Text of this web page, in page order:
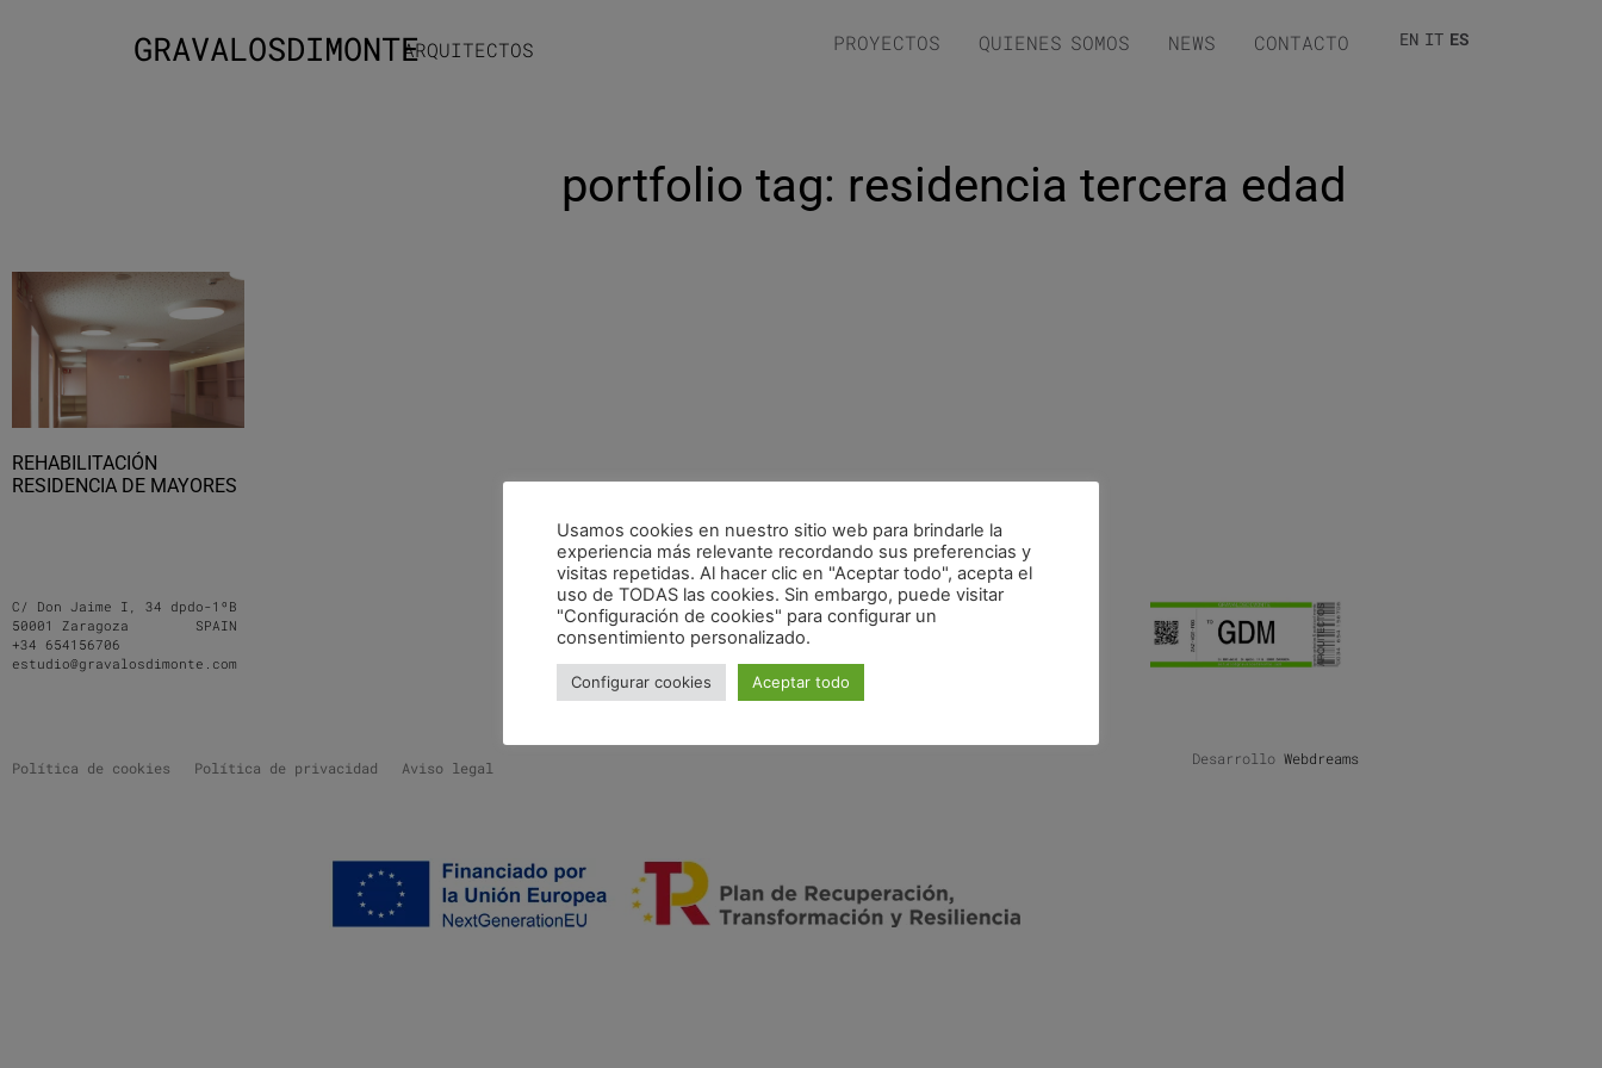
GRAVALOSDIMONTEARQUITECTOS PROYECTOS QUIENES SOMOS NEWS CONTACTO EN IT ES
portfolio tag: residencia tercera edad
REHABILITACIÓN
RESIDENCIA DE MAYORES
C/ Don Jaime I, 34 dpdo-1ºB
50001 Zaragoza SPAIN
+34 654156706
estudio@gravalosdimonte.com
Política de cookies Política de privacidad Aviso legal Desarrollo Webdreams
Usamos cookies en nuestro sitio web para brindarle la
experiencia más relevante recordando sus preferencias y
visitas repetidas. Al hacer clic en "Aceptar todo", acepta el
uso de TODAS las cookies. Sin embargo, puede visitar
"Configuración de cookies" para configurar un
consentimiento personalizado.
Configurar cookies Aceptar todo